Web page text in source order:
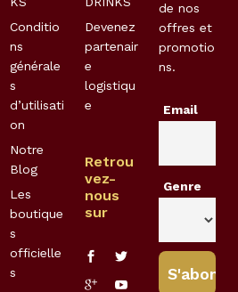
Conditio
ns
générale
s
d’utilisati
on
Notre
Blog
Les
boutique
s
officielle
s
Devenez
partenair
e
logistiqu
e
Retrou
vez-
nous
sur
de nos
offres et
promotio
ns.
Email
Genre